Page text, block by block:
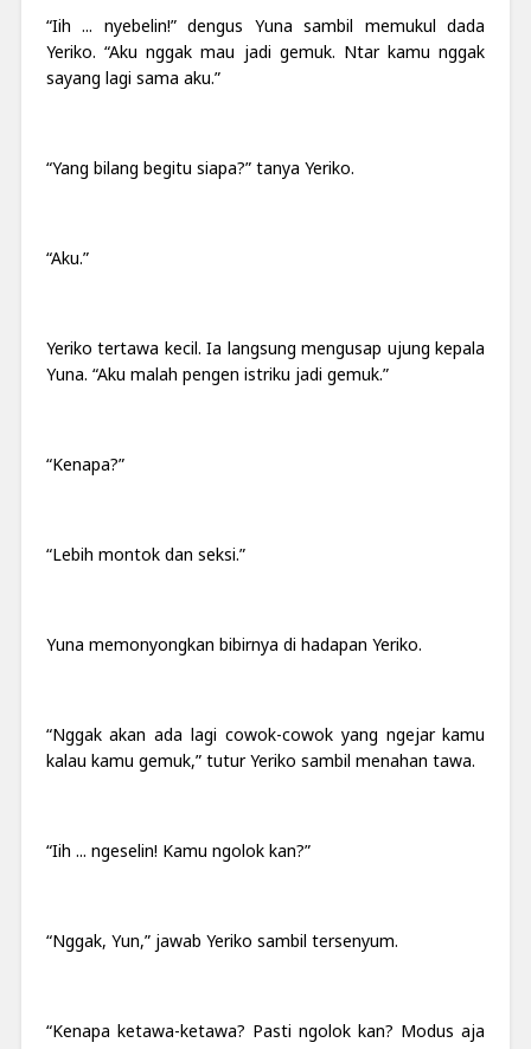
“Iih ... nyebelin!” dengus Yuna sambil memukul dada
Yeriko. “Aku nggak mau jadi gemuk. Ntar kamu nggak
sayang lagi sama aku.”
“Yang bilang begitu siapa?” tanya Yeriko.
“Aku.”
Yeriko tertawa kecil. Ia langsung mengusap ujung kepala
Yuna. “Aku malah pengen istriku jadi gemuk.”
“Kenapa?”
“Lebih montok dan seksi.”
Yuna memonyongkan bibirnya di hadapan Yeriko.
“Nggak akan ada lagi cowok-cowok yang ngejar kamu
kalau kamu gemuk,” tutur Yeriko sambil menahan tawa.
“Iih ... ngeselin! Kamu ngolok kan?”
“Nggak, Yun,” jawab Yeriko sambil tersenyum.
“Kenapa ketawa-ketawa? Pasti ngolok kan? Modus aja